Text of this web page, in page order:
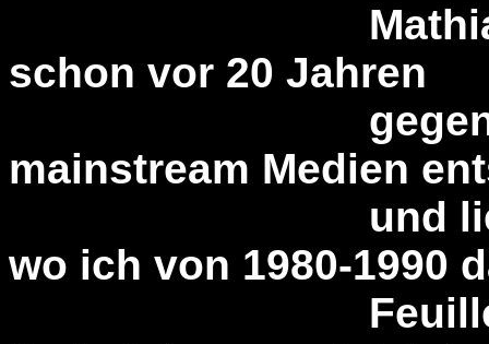
Mathias
schon vor 20 Jahren
gegen eine
mainstream Medien
und lieber die
wo ich von 1980-1990
Feuilleton